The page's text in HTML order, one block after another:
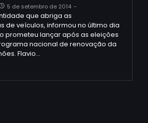
5 de setembro de 2014 -
que abriga as
de veículos, informou no último dia
prometeu lançar após as eleições
nacional de renovação da
Flavio…